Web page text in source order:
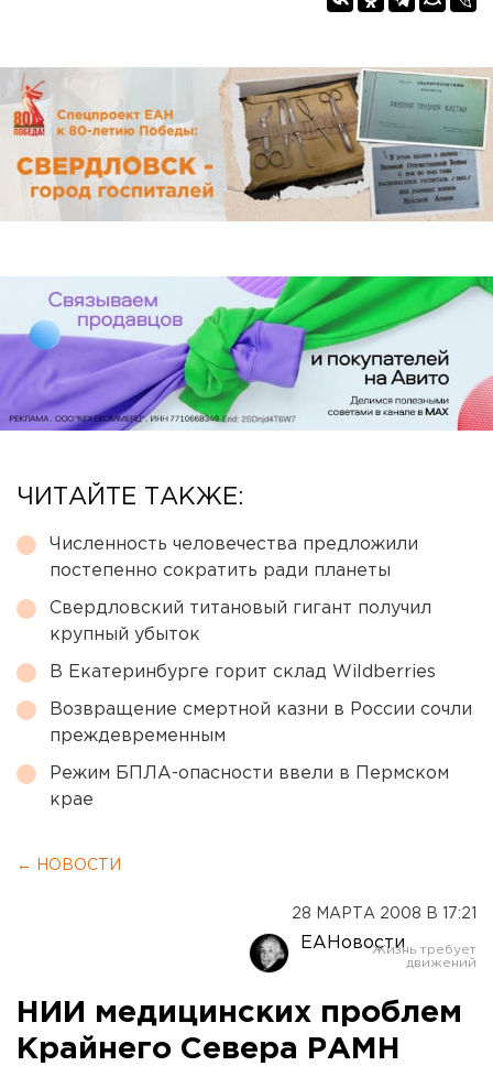
ЧИТАЙТЕ ТАКЖЕ:
Численность человечества предложили
постепенно сократить ради планеты
Свердловский титановый гигант получил
крупный убыток
В Екатеринбурге горит склад Wildberries
Возвращение смертной казни в России сочли
преждевременным
Режим БПЛА-опасности ввели в Пермском
крае
← НОВОСТИ
28 МАРТА 2008 В 17:21
ЕАНовости
НИИ медицинских проблем
Крайнего Севера РАМН